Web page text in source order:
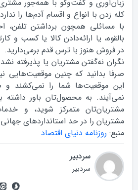
زبان‌آوری و گفت‌وگو با همه‌جور
کله زدن با انواع و اقسام آدم‌ها را
با مسائلی همچون برداشتن تلفن،
بالقوه، یا ارائه‌دادن کالا یا کسب و
در فروش هنوز با ترس قدم برمی‌دارید.
نگران نه‌گفتن مشتریان یا پذیرفته
صرفا بدانید که چنین موقعیت‌هایی
این موقعیت‌ها شما را نمی‌کشند
نمی‌آیند. به محصول‌تان باور داشته
مشتریان‌تان متمرکز شوید، و
مشتریان را در حد استانداردهای جهانی
منبع: روزنامه دنياي اقتصاد
سردبیر
سردبیر